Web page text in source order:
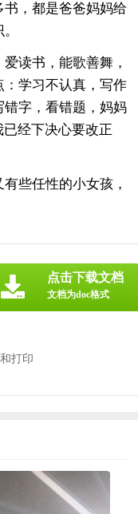
，都是爸爸妈妈给
读书，能歌善舞，
学习不认真，写作
字，看错题，妈妈
经下决心要改正
些任性的小女孩，
打印
点击下载文档
文档为doc格式